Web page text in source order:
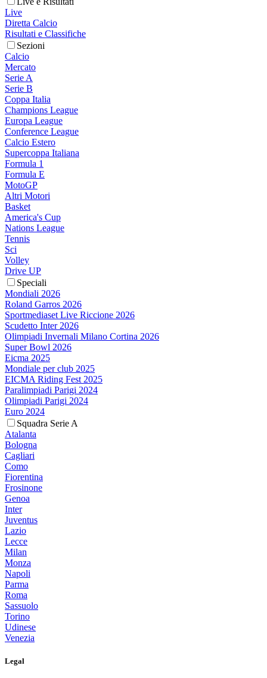
Live
Diretta Calcio
Risultati e Classifiche
Sezioni
Calcio
Mercato
Serie A
Serie B
Coppa Italia
Champions League
Europa League
Conference League
Calcio Estero
Supercoppa Italiana
Formula 1
Formula E
MotoGP
Altri Motori
Basket
America's Cup
Nations League
Tennis
Sci
Volley
Drive UP
Speciali
Mondiali 2026
Roland Garros 2026
Sportmediaset Live Riccione 2026
Scudetto Inter 2026
Olimpiadi Invernali Milano Cortina 2026
Super Bowl 2026
Eicma 2025
Mondiale per club 2025
EICMA Riding Fest 2025
Paralimpiadi Parigi 2024
Olimpiadi Parigi 2024
Euro 2024
Squadra Serie A
Atalanta
Bologna
Cagliari
Como
Fiorentina
Frosinone
Genoa
Inter
Juventus
Lazio
Lecce
Milan
Monza
Napoli
Parma
Roma
Sassuolo
Torino
Udinese
Venezia
Legal